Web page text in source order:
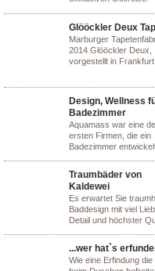
Glööckler Deux
Marburger
2014 Glööckler Deux,
vorgestellt in Frankfurt
Design, Wellness
Badezimmer
Aquamass war eine
ersten Firmen, die ein
Badezimmer
Traumbäder von
Kaldewei
Es erwartet Sie
Baddesign mit viel
Detail und höchster
...wer hat`s
Wie eine Erfindung die